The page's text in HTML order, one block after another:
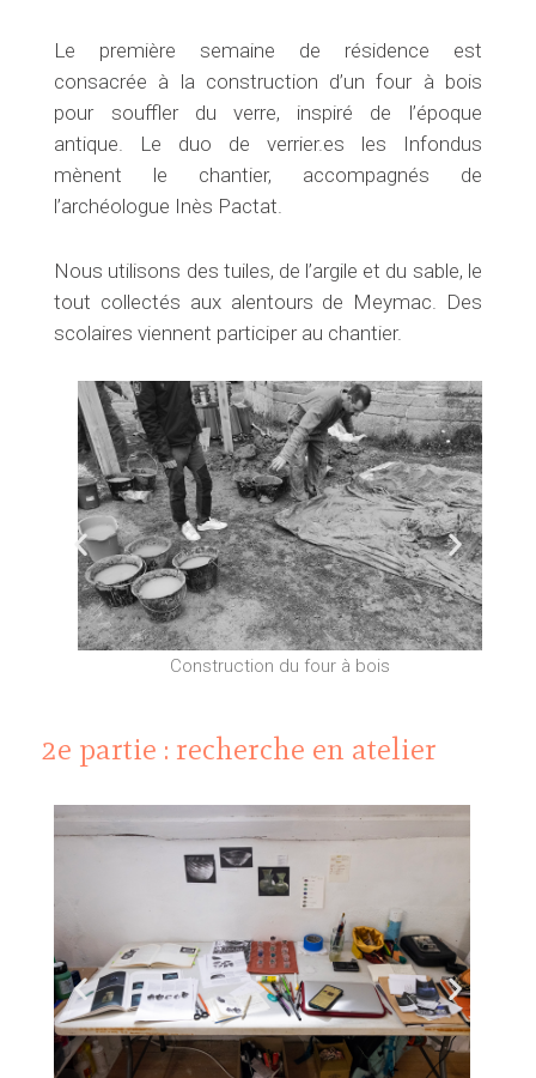
Le première semaine de résidence est
consacrée à la construction d’un four à bois
pour souffler du verre, inspiré de l’époque
antique. Le duo de verrier.es les Infondus
mènent le chantier, accompagnés de
l’archéologue Inès Pactat.
Nous utilisons des tuiles, de l’argile et du sable, le
tout collectés aux alentours de Meymac. Des
scolaires viennent participer au chantier.
Construction du four à bois
P
d
n
t
S
u
n
2e partie : recherche en atelier
P
r
S
u